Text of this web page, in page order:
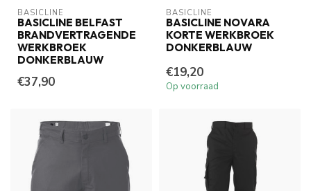
BASICLINE
BASICLINE BELFAST
BRANDVERTRAGENDE
WERKBROEK
DONKERBLAUW
€37,90
BASICLINE
BASICLINE NOVARA
KORTE WERKBROEK
DONKERBLAUW
€19,20
Op voorraad